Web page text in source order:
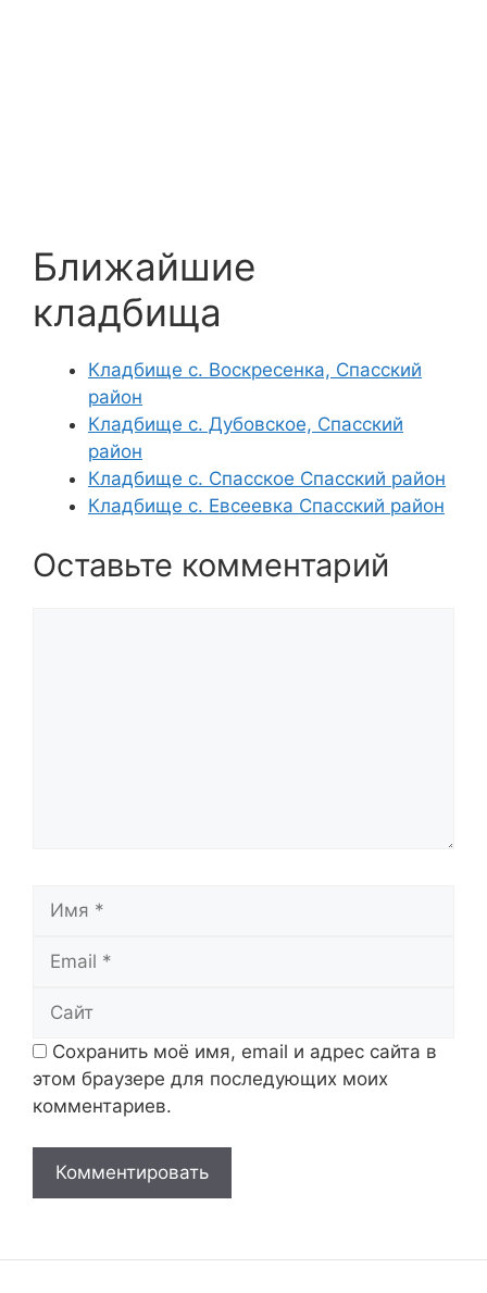
Ближайшие
кладбища
Кладбище с. Воскресенка, Спасский
район
Кладбище с. Дубовское, Спасский
район
Кладбище с. Спасское Спасский район
Кладбище с. Евсеевка Спасский район
Оставьте комментарий
Сохранить моё имя, email и адрес сайта в
этом браузере для последующих моих
комментариев.